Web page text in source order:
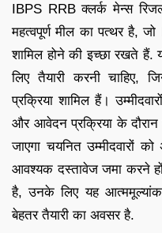
IBPS RRB क्लर्क मेन्स
महत्वपूर्ण मील का पत्थर है,
शामिल होने की इच्छा रखते हैं.
लिए तैयारी करनी चाहिए,
प्रक्रिया शामिल हैं।
और आवेदन प्रक्रिया के दौरान
जाएगा चयनित उम्मीदवारों
आवश्यक दस्तावेज जमा करने
है, उनके लिए यह
बेहतर तैयारी का अवसर है.